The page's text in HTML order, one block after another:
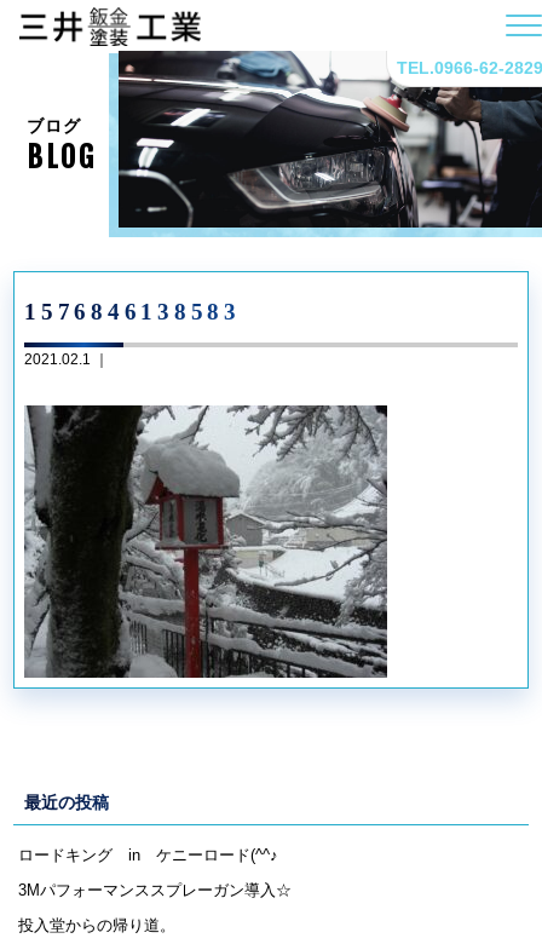
TEL.0966-62-2829
ブログ
BLOG
1576846138583
2021.02.1 ｜
最近の投稿
ロードキング in ケニーロード(^^♪
3Mパフォーマンススプレーガン導入☆
投入堂からの帰り道。